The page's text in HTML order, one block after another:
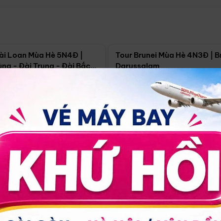
Loan Mùa Hè 5N4Đ |
- Đài Trung - Đài Bắc
18/09
Tour Brunei Mùa Hè 4N3Đ |
Darussalam
Hồ Chí Minh 4N3Đ
30/08 17/09 24/09
14.499.000đ Xem chi